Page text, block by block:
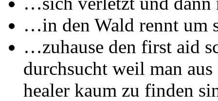
…in den Wald rennt um
…zuhause den first aid
durchsucht weil man
healer kaum zu finden